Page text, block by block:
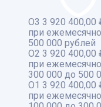
О3 3 920 400,00
при
500 000 рублей
О2 3 920 400,00
при
300 000 до 500
О1 3 920 400,00
при